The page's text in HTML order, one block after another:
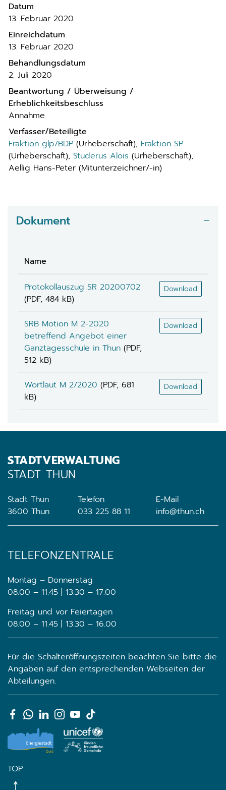
Datum
13. Februar 2020
Einreichdatum
13. Februar 2020
Behandlungsdatum
2. Juli 2020
Beantwortung / Überweisung /
Erheblichkeitsbeschluss
Annahme
Verfasser/Beteiligte
Fraktion glp/BDP (Urheberschaft), Fraktion SP
(Urheberschaft), Studerus Alois (Urheberschaft),
Aellig Hans-Peter (Mitunterzeichner/-in)
Dokument
Name
Protokollauszug SR 20200702
(PDF, 484 kB)
Download
SRB Motion M 2-2020
betreffend Angebot einer
Ganztagesschule in Thun (PDF,
512 kB)
Download
Wortlaut M 2/2020 (PDF, 681
kB)
Download
STADTVERWALTUNG
STADT THUN
Stadt Thun
3600 Thun
Telefon
033 225 88 11
E-Mail
info@thun.ch
TELEFONZENTRALE
Montag – Donnerstag
08.00 – 11.45 | 13.30 – 17.00
Freitag und vor Feiertagen
08.00 – 11.45 | 13.30 – 16.00
Für die Schalteröffnungszeiten beachten Sie bitte die
Angaben auf den entsprechenden Webseiten der
Abteilungen.
TOP